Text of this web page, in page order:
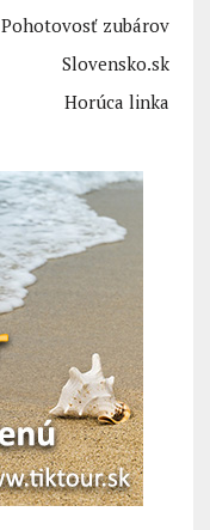
Pohotovosť zubárov
Slovensko.sk
Horúca linka